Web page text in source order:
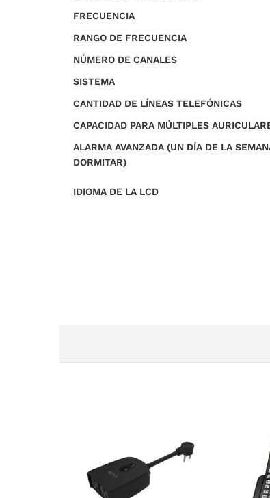
FRECUENCIA
RANGO DE FRECUENCIA
NÚMERO DE CANALES
SISTEMA
CANTIDAD DE LÍNEAS TELEFÓNICAS
CAPACIDAD PARA MÚLTIPLES
ALARMA AVANZADA (UN DÍA DE LA
DORMITAR)
IDIOMA DE LA LCD